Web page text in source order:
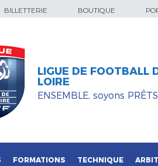
BILLETTERIE BOUTIQUE
LIGUE DE FOOTBALL
LOIRE
ENSEMBLE, soyons
FORMATIONS TECHNIQUE